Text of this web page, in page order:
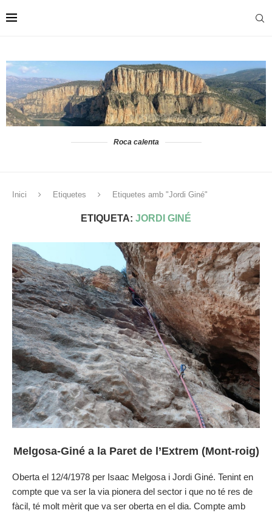
Roca calenta
Inici Etiquetes Etiquetes amb "Jordi Giné"
ETIQUETA: JORDI GINÉ
Melgosa-Giné a la Paret de l’Extrem (Mont-roig)
Oberta el 12/4/1978 per Isaac Melgosa i Jordi Giné. Tenint en
compte que va ser la via pionera del sector i que no té res de
fàcil, té molt mèrit que va ser oberta en el dia. Compte amb